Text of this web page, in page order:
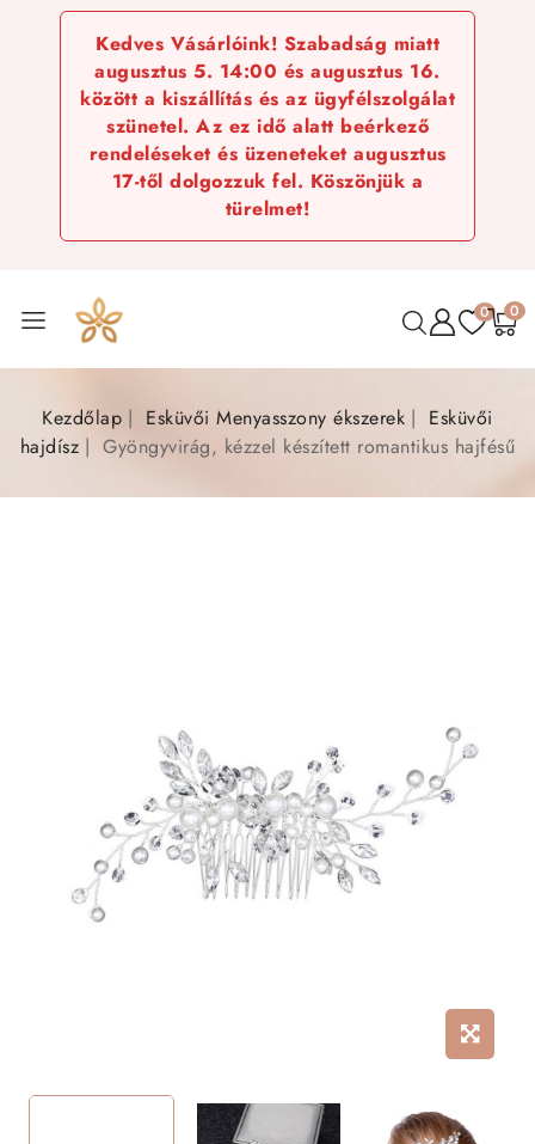
Kedves Vásárlóink! Szabadság miatt
augusztus 5. 14:00 és augusztus 16.
között a kiszállítás és az ügyfélszolgálat
szünetel. Az ez idő alatt beérkező
rendeléseket és üzeneteket augusztus
17-től dolgozzuk fel. Köszönjük a
türelmet!
0 0
Kezdőlap Esküvői Menyasszony ékszerek
Esküvői
hajdísz
Gyöngyvirág, kézzel készített romantikus hajfésű